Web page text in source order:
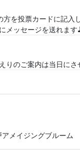
方を投票カードに記入
メッセージを送れます
りのご案内は当日にさ
メイジングブルーム